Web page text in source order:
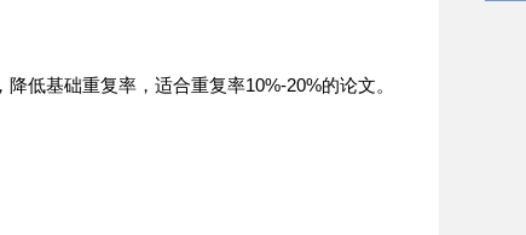
降低基础重复率，适合重复率10%-20%的论文。